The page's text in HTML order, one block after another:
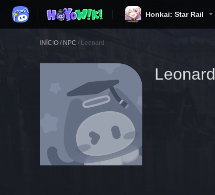
Honkai: Star Rail
INÍCIO / NPC / Leonard
Leonard